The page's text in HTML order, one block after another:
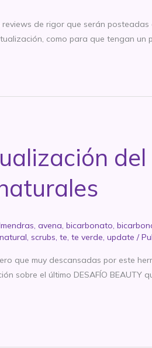
de rigor que serán
como para que tengan un
del
, avena, bicarbonato,
natural, scrubs, te, te verde, update /
que muy descansadas por este
sobre el último DESAFÍO